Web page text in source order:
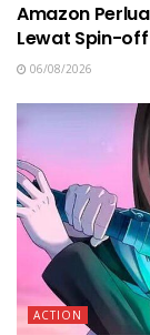
Amazon
Lewat Spin-
06/08/2026
ACTION